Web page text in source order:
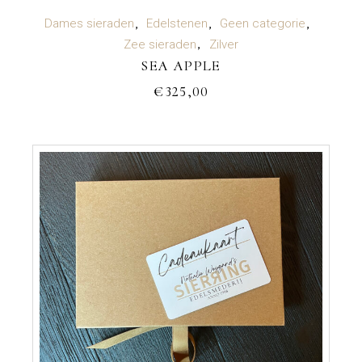
TOEVOEGEN AAN WINKELWAGEN
Dames sieraden Edelstenen
Geen categorie
Zee sieraden
Zilver
SEA APPLE
€325,00